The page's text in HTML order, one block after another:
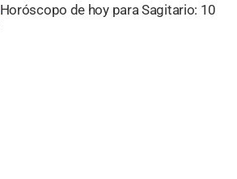
Horóscopo de hoy para Sagitario: 10